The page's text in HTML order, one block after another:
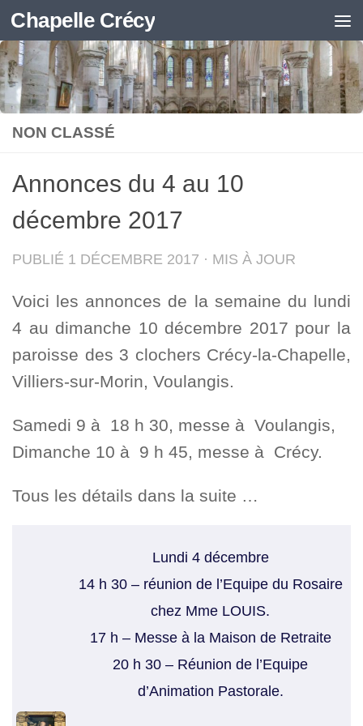
Skip to content
Chapelle Crécy
NON CLASSÉ
Annonces du 4 au 10
décembre 2017
PUBLIÉ 1 DÉCEMBRE 2017 · MIS À JOUR
Voici les annonces de la semaine du lundi
4 au dimanche 10 décembre 2017 pour la
paroisse des 3 clochers Crécy-la-Chapelle,
Villiers-sur-Morin, Voulangis.
Samedi 9 à 18 h 30, messe à Voulangis,
Dimanche 10 à 9 h 45, messe à Crécy.
Tous les détails dans la suite …
Lundi 4 décembre
14 h 30 – réunion de l’Equipe du Rosaire
chez Mme LOUIS.
17 h – Messe à la Maison de Retraite
20 h 30 – Réunion de l’Equipe
d’Animation Pastorale.